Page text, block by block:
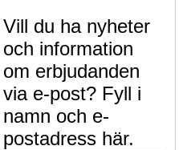
Vill du ha nyheter
och information
om erbjudanden
via e-post? Fyll i
namn och e-
postadress här.